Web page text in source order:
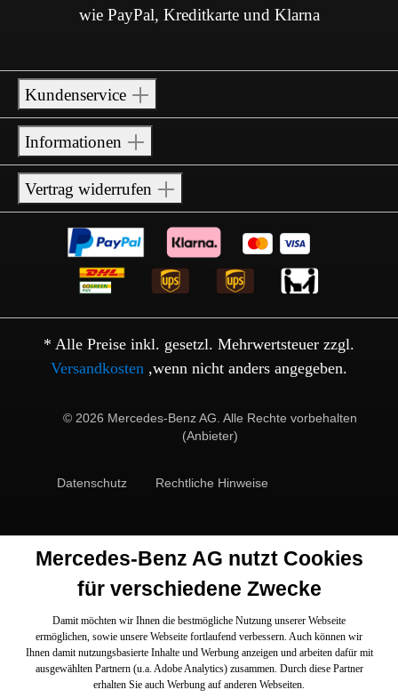
wie PayPal, Kreditkarte und Klarna
Kundenservice
Informationen
Vertrag widerrufen
* Alle Preise inkl. gesetzl. Mehrwertsteuer zzgl.
Versandkosten ,wenn nicht anders angegeben.
© 2026 Mercedes-Benz AG. Alle Rechte vorbehalten
(Anbieter)
Datenschutz Rechtliche Hinweise
Mercedes-Benz AG nutzt Cookies
für verschiedene Zwecke
Damit möchten wir Ihnen die bestmögliche Nutzung unserer Webseite
ermöglichen, sowie unsere Webseite fortlaufend verbessern. Auch können wir
Ihnen damit nutzungsbasierte Inhalte und Werbung anzeigen und arbeiten dafür mit
ausgewählten Partnern (u.a. Adobe Analytics) zusammen. Durch diese Partner
erhalten Sie auch Werbung auf anderen Webseiten.